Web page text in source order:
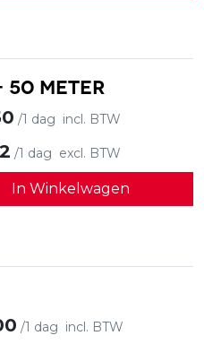
50 meter
/1 dag incl. BTW
/1 dag excl. BTW
In Winkelwagen
/1 dag incl. BTW